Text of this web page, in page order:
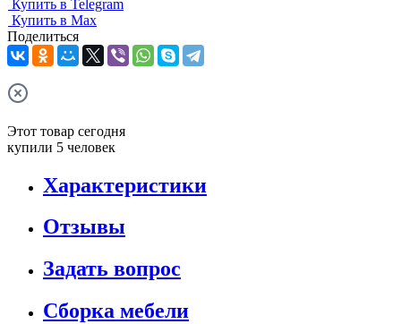
Купить в Telegram
Купить в Max
Поделиться
Этот товар сегодня
купили 5 человек
Характеристики
Отзывы
Задать вопрос
Сборка мебели